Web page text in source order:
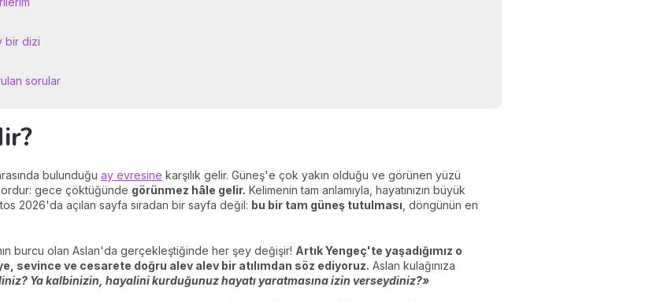
bir dizi
sorular
bulunduğu ay evresine karşılık gelir. Güneş'e çok yakın olduğu ve görünen yüzü
gece çöktüğünde görünmez hâle gelir. Kelimenin tam anlamıyla, hayatınızın büyük
2026'da açılan sayfa sıradan bir sayfa değil: bu bir tam güneş tutulması , döngünün en
burcu olan Aslan'da gerçekleştiğinde her şey değişir! Artık Yengeç'te yaşadığımız o
sevince ve cesarete doğru alev alev bir atılımdan söz ediyoruz. Aslan kulağınıza
Ya kalbinizin, hayalini kurduğunuz hayatı yaratmasına izin verseydiniz?»